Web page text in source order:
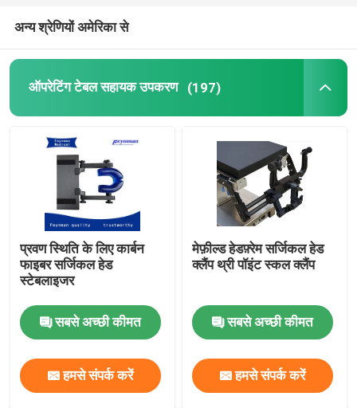
इलेक्ट्रो हाइड्रोलिक सिस्टम सहायक उपकरण
जेल रोगी पोजिशनर्स
फोम पोजिशनिंग
इलेक्ट्रिक ऑपरेटिंग टेबल
अन्य श्रेणियों अमेरिका से
ऑपरेटिंग टेबल सहायक उपकरण (197)
प्रवण स्थिति के लिए कार्बन
फाइबर सर्जिकल हेड
स्टेबलाइजर
सबसे अच्छी कीमत
हमसे संपर्क करें
मेफ़ील्ड हेडफ़्रेम सर्जिकल हेड
क्लैंप थ्री पॉइंट स्कल क्लैंप
सबसे अच्छी कीमत
हमसे संपर्क करें